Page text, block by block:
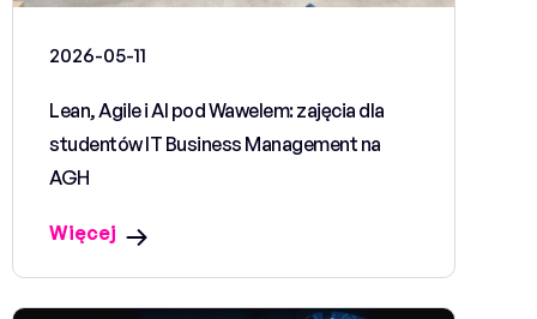
2026-05-11
Lean, Agile i AI pod Wawelem: zajęcia dla
studentów IT Business Management na
AGH
Więcej